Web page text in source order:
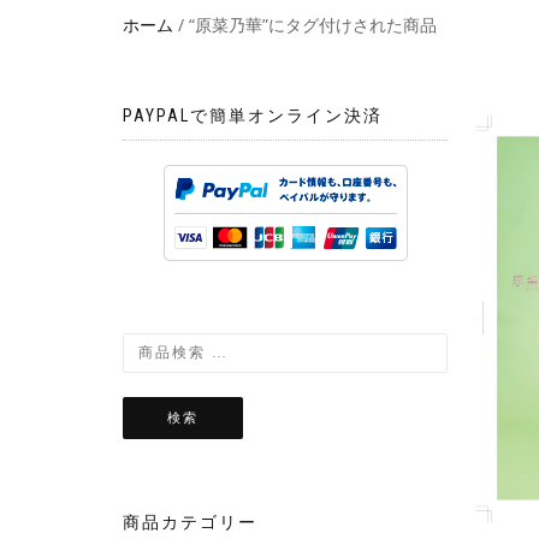
ホーム / “原菜乃華”にタグ付けされた商品
PAYPALで簡単オンライン決済
検索
商品カテゴリー